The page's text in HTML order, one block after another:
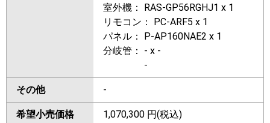
室外機： RAS-GP56RGHJ1 x 1
リモコン： PC-ARF5 x 1
パネル： P-AP160NAE2 x 1
分岐管： - x -
-
その他 -
希望小売価格 1,070,300 円(税込)